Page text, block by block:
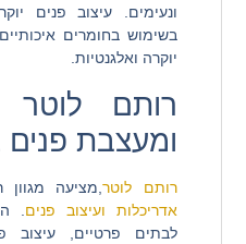
ונעימים. עיצוב פנים
בשימוש בחומרים
יוקרה ואלגנטיות.
רותם לוטר
ומעצבת
רותם לוטר,מציעה
אדריכלות ועיצוב פנים.
לבתים פרטיים, עיצוב